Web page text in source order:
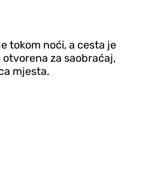
tokom noći, a cesta je
za saobraćaj,
mjesta.